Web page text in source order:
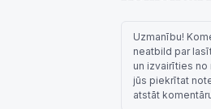
Uzmanību!
neatbild par
un izvairīties
jūs piekrītat
atstāt